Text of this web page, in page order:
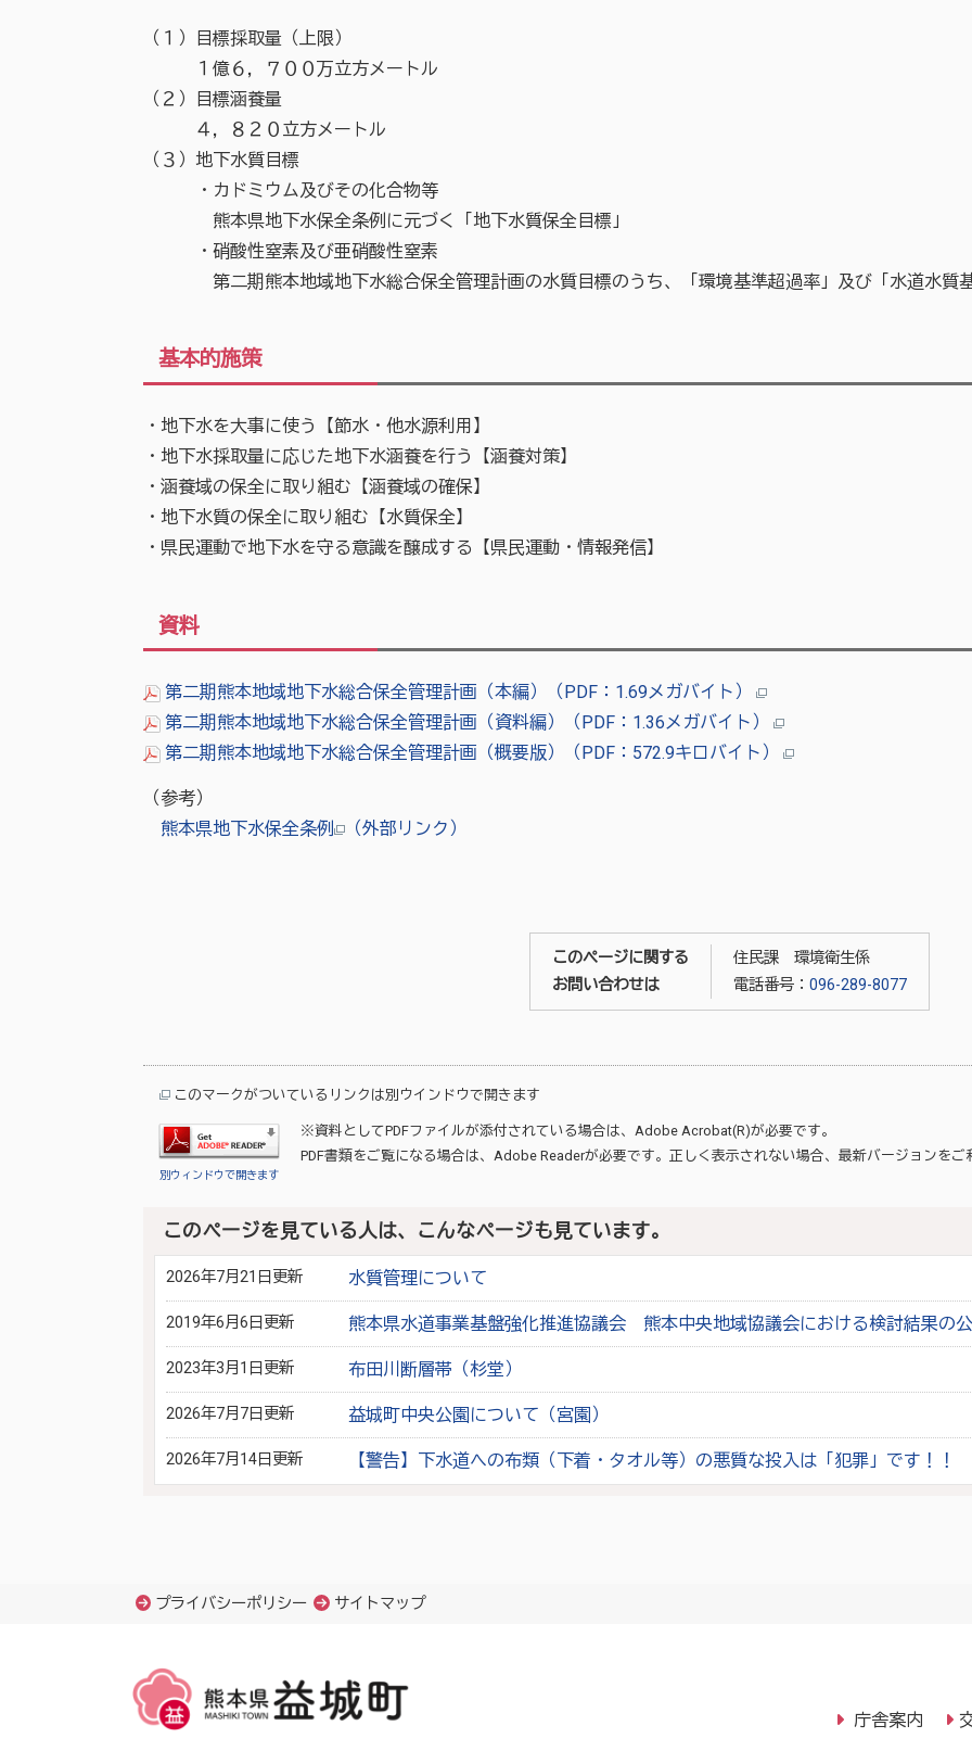
（１）目標採取量（上限）
１億６，７００万立方メートル
（２）目標涵養量
４，８２０立方メートル
（３）地下水質目標
・カドミウム及びその化合物等
熊本県地下水保全条例に元づく「地下水質保全目標」
・硝酸性窒素及び亜硝酸性窒素
第二期熊本地域地下水総合保全管理計画の水質目標のうち、「環境基準超過率」及び「水道水質基
基本的施策
・地下水を大事に使う【節水・他水源利用】
・地下水採取量に応じた地下水涵養を行う【涵養対策】
・涵養域の保全に取り組む【涵養域の確保】
・地下水質の保全に取り組む【水質保全】
・県民運動で地下水を守る意識を醸成する【県民運動・情報発信】
資料
第二期熊本地域地下水総合保全管理計画（本編）（PDF：1.69メガバイト）
第二期熊本地域地下水総合保全管理計画（資料編）（PDF：1.36メガバイト）
第二期熊本地域地下水総合保全管理計画（概要版）（PDF：572.9キロバイト）
（参考）
熊本県地下水保全条例
（外部リンク）
このページに関する
お問い合わせは
住民課 環境衛生係
電話番号： 096-289-8077
このマークがついているリンクは別ウインドウで開きます
別ウィンドウで開きます
※資料としてPDFファイルが添付されている場合は、 Adobe Acrobat(R)が必要です。
PDF書類をご覧になる場合は、 Adobe Readerが必要です。正しく表示されない場合、最新バージョンをご
このページを見ている人は、こんなページも見ています。
2026年7月21日更新 水質管理について
2019年6月6日更新 熊本県水道事業基盤強化推進協議会 熊本中央地域協議会における検討結果の
2023年3月1日更新 布田川断層帯（杉堂）
2026年7月7日更新 益城町中央公園について（宮園）
2026年7月14日更新 【警告】下水道への布類（下着・タオル等）の悪質な投入は「犯罪」です！！
プライバシーポリシー サイトマップ
庁舎案内